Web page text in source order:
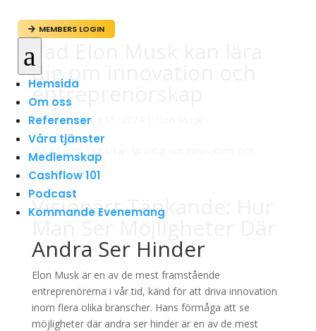
 MEMBERS LOGIN
a
Hemsida
Om oss
Referenser
Våra tjänster
Medlemskap
Cashflow 101
Podcast
Kommande Evenemang
Vad Elon Musk kan lära
dig om innovation och
entreprenörskap
avadmin|aug 15, 2024
Visionärt Tänkande: Hur
Man Ser Möjligheter Där
Andra Ser Hinder
Elon Musk är en av de mest framstående
entreprenörerna i vår tid, känd för att driva innovation
inom flera olika branscher. Hans förmåga att se
möjligheter där andra ser hinder är en av de mest